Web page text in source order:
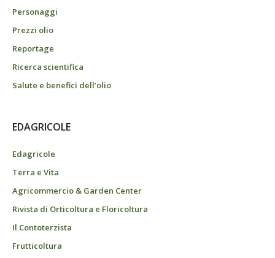
Personaggi
Prezzi olio
Reportage
Ricerca scientifica
Salute e benefici dell’olio
EDAGRICOLE
Edagricole
Terra e Vita
Agricommercio & Garden Center
Rivista di Orticoltura e Floricoltura
Il Contoterzista
Frutticoltura